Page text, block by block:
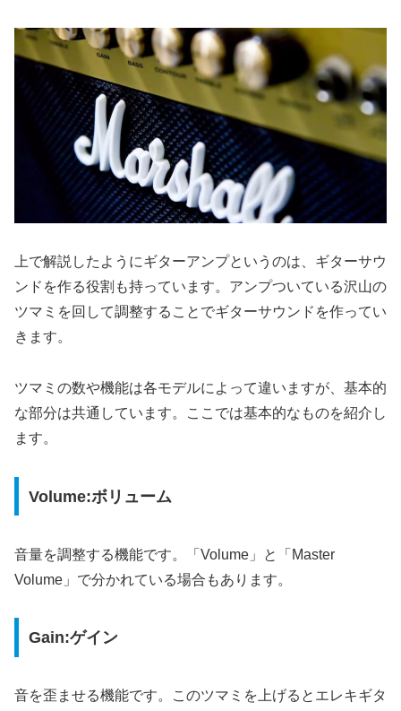
上で解説したようにギターアンプというのは、ギターサウ
ンドを作る役割も持っています。アンプついている沢山の
ツマミを回して調整することでギターサウンドを作ってい
きます。
ツマミの数や機能は各モデルによって違いますが、基本的
な部分は共通しています。ここでは基本的なものを紹介し
ます。
Volume:ボリューム
音量を調整する機能です。「Volume」と「Master
Volume」で分かれている場合もあります。
Gain:ゲイン
音を歪ませる機能です。このツマミを上げるとエレキギタ